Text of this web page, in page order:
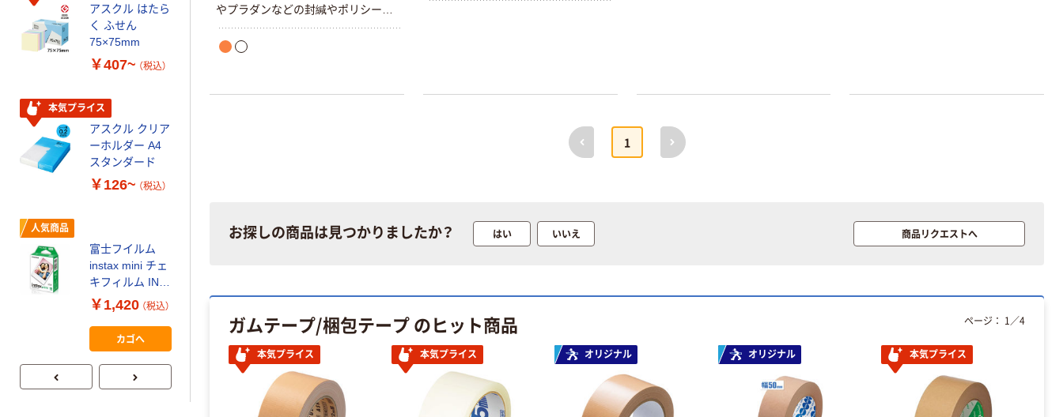
やプラダンなどの封緘やポリシート
などの仮止めテープと幅広い用途が
あります ダンボールの封緘など梱包
り、油分、水分等をよく拭き取ってく
前へ
1
次へ
お探しの商品は見つかりましたか？ はい いいえ 商品リクエストへ
ガムテープ/梱包テープ のヒット商品
本気プライス 本気プライス オリジナル オリジナル 本気プライス
ページ： 1 ／4
アスクル はたら
く ふせん
75×75mm
￥407~ （税込）
本気プライス
アスクル クリア
ーホルダー A4
スタンダード
￥126~ （税込）
人気商品
富士フイルム
instax mini チェ
キフィルム INS
MINI JP1 1パッ
ク（10枚入り）
￥1,420 （税込）
カゴへ
本気プライス
￥328~ （税込）
く ふせん
￥386~ （税込）
￥458~ （税込）
ル 大王製紙共同
企画 オリジナル
のチカラ」 養生
￥358~ （税込）
大塚製薬工場
経口補水液 オー
本気プライス
75×25mm
トイレシート
プ 白ラベル